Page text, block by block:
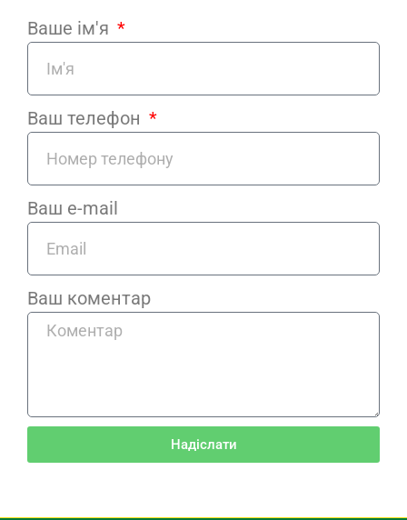
Ваше ім'я
Ваш телефон
Ваш e-mail
Ваш коментар
Надіслати